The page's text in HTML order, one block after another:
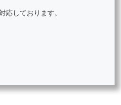
応しております。